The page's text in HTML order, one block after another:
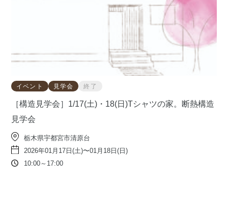
イベント 見学会 終了
［構造見学会］1/17(土)・18(日)Tシャツの家。断熱構造
見学会
栃木県宇都宮市清原台
2026年01月17日(土)〜01月18日(日)
10:00～17:00